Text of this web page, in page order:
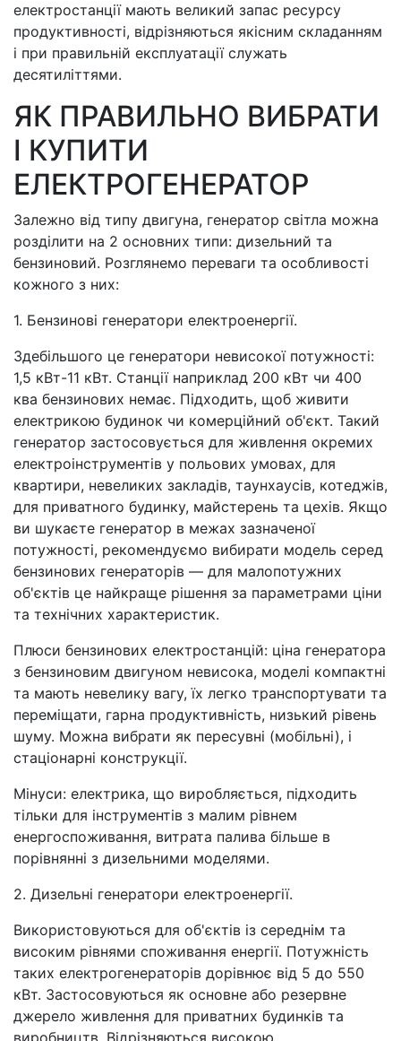
електростанції мають великий запас ресурсу
продуктивності, відрізняються якісним складанням
і при правильній експлуатації служать
десятиліттями.
ЯК ПРАВИЛЬНО ВИБРАТИ
І КУПИТИ
ЕЛЕКТРОГЕНЕРАТОР
Залежно від типу двигуна, генератор світла можна
розділити на 2 основних типи: дизельний та
бензиновий. Розглянемо переваги та особливості
кожного з них:
1. Бензинові генератори електроенергії.
Здебільшого це генератори невисокої потужності:
1,5 кВт-11 кВт. Станції наприклад 200 кВт чи 400
ква бензинових немає. Підходить, щоб живити
електрикою будинок чи комерційний об'єкт. Такий
генератор застосовується для живлення окремих
електроінструментів у польових умовах, для
квартири, невеликих закладів, таунхаусів, котеджів,
для приватного будинку, майстерень та цехів. Якщо
ви шукаєте генератор в межах зазначеної
потужності, рекомендуємо вибирати модель серед
бензинових генераторів — для малопотужних
об'єктів це найкраще рішення за параметрами ціни
та технічних характеристик.
Плюси бензинових електростанцій: ціна генератора
з бензиновим двигуном невисока, моделі компактні
та мають невелику вагу, їх легко транспортувати та
переміщати, гарна продуктивність, низький рівень
шуму. Можна вибрати як пересувні (мобільні), і
стаціонарні конструкції.
Мінуси: електрика, що виробляється, підходить
тільки для інструментів з малим рівнем
енергоспоживання, витрата палива більше в
порівнянні з дизельними моделями.
2. Дизельні генератори електроенергії.
Використовуються для об'єктів із середнім та
високим рівнями споживання енергії. Потужність
таких електрогенераторів дорівнює від 5 до 550
кВт. Застосовуються як основне або резервне
джерело живлення для приватних будинків та